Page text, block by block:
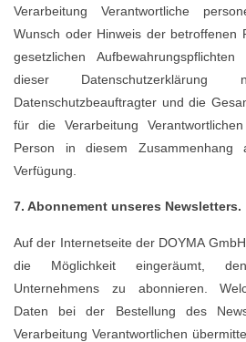
Verarbeitung Verantwortliche
Wunsch oder Hinweis der betroffenen
gesetzlichen
dieser Datenschutzerklärung
Datenschutzbeauftragter und die
für die Verarbeitung
Person in diesem Zusammenhang
Verfügung.
7. Abonnement unseres Newsletters.
Auf der Internetseite der DOYMA
die Möglichkeit eingeräumt,
Unternehmens zu abonnieren.
Daten bei der Bestellung des
Verarbeitung Verantwortlichen